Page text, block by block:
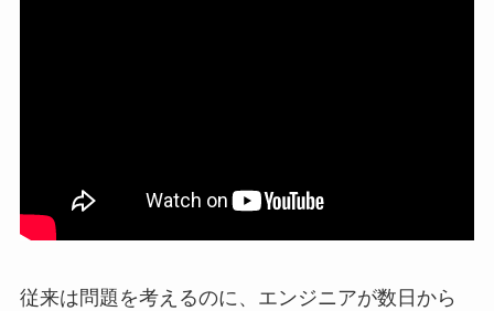
従来は問題を考えるのに、エンジニアが数日から